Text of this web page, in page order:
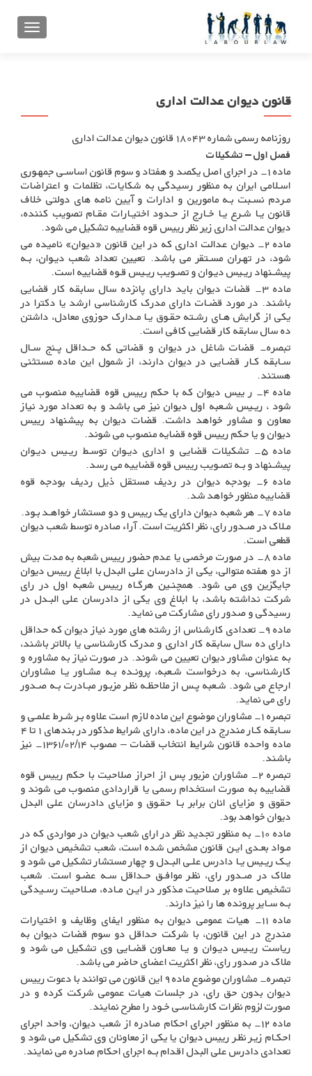
تعویض
قانون دیوان عدالت اداری
روزنامه رسمی شماره ۱۸۰۴۳ قانون دیوان عدالت اداری
فصل اول – تشکیلات
ماده ۱- در اجرای اصل یکصد و هفتاد و سوم قانون اساسـی جمهـوری
اسـلامی ایران به منظور رسیدگی به شکایات، تظلمات و اعتراضات
مـردم نسـبت بـه مامورین و ادارات و آیین نامه های دولتی خلاف
قانون یـا شـرع یـا خـارج از حـدود اختیـارات مقـام تصویب کننده،
دیوان عدالت اداری زیر نظر رییس قوه قضاییه تشکیل می شود.
ماده ۲- دیوان عدالت اداری که در این قانون «دیوان» نامیده می
شود، در تهـران مسـتقر می باشد. تعیین تعداد شعب دیـوان، بـه
پیشـنهاد ریـیس دیـوان و تصـویب ریـیس قـوه قضاییه است.
ماده ۳- قضات دیوان باید دارای پانزده سال سابقه کار قضایی
باشند. در مورد قضـات دارای مدرک کارشناسی ارشد یا دکترا در
یکی از گرایش هـای رشـته حقـوق یـا مـدارک حوزوی معادل، داشتن
ده سال سابقه کار قضایی کافی است.
تبصره- قضات شاغل در دیوان و قضاتی که حـداقل پـنج سـال
سـابقه کـار قضـایی در دیوان دارند، از شمول این ماده مستثنی
هستند.
ماده ۴- ر ییس دیوان که با حکم رییس قوه قضاییه منصوب می
شود ، ریـیس شـعبه اول دیوان نیز می باشد و به تعداد مورد نیاز
معاون و مشاور خواهد داشت. قضات دیوان به پیشنهاد رییس
دیوان و یا حکم رییس قوه قضایه منصوب می شوند.
ماده ۵- تشکیلات قضایی و اداری دیـوان توسـط ریـیس دیـوان
پیشـنهاد و بـه تصـویب رییس قوه قضاییه می رسد.
ماده ۶- بودجه دیوان در ردیف مستقل ذیل ردیف بودجه قوه
قضاییه منظور خواهد شد.
ماده ۷- هر شعبه دیوان دارای یک رییس و دو مستشار خواهـد بـود.
مـلاک در صـدور رای، نظر اکثریت است. آراء صادره توسط شعب دیوان
قطعی است.
ماده ۸- در صورت مرخصی یا عدم حضور رییس شعبه به مدت بیش
از دو هفته متوالی، یکی از دادرسان علی البدل با ابلاغ رییس دیوان
جایگزین وی می شود. همچنـین هرگـاه رییس شعبه اول در رای
شرکت نداشته باشد، با ابلاغ وی یکی از دادرسان علی البـدل در
رسیدگی و صدور رای مشارکت می نماید.
ماده ۹- تعدادی کارشناس از رشته های مورد نیاز دیوان که حداقل
دارای ده سال سابقه کار اداری و مدرک کارشناسی یا بالاتر باشند،
به عنوان مشاور دیوان تعیین می شوند. در صورت نیاز به مشاوره و
کارشناسی، به درخواست شـعبه، پرونـده بـه مشـاور یـا مشاوران
ارجاع می شود. شـعبه پـس از ملاحظـه نظـر مزبـور مبـادرت بـه صـدور
رای می نماید.
تبصره ۱- مشاوران موضوع این ماده لازم است علاوه بـر شـرط علمـی و
سـابقه کـار مندرج در این ماده، دارای شرایط مذکور در بندهای ۱ تا ۴
ماده واحده قانون شرایط انتخاب قضات – مصوب ۱۳۶۱/۰۲/۱۴- نیز
باشند.
تبصره ۲- مشاوران مزبور پس از احراز صلاحیت با حکم رییس قوه
قضاییه به صورت استخدام رسمی یا قراردادی منصوب می شوند و
حقوق و مزایای انان برابر بـا حقـوق و مزایای دادرسان علی البدل
دیوان خواهد بود.
ماده ۱۰- به منظور تجدید نظر در ارای شعب دیوان در مواردی که در
مـواد بعـدی ایـن قانون مشخص شده است، شعب تشخیص دیوان از
یـک ریـیس یـا دادرس علـی البـدل و چهار مستشار تشکیل می شود و
ملاک در صـدور رای، نظـر موافـق حـداقل سـه عضـو است. شعب
تشخیص علاوه بر صلاحیت مذکور در ایـن مـاده، صـلاحیت رسـیدگی
بـه سـایر پرونده ها را نیز دارند.
ماده ۱۱- هیات عمومی دیوان به منظور ایفای وظایف و اختیارات
مندرج در این قانون، با شرکت حداقل دو سوم قضات دیوان به
ریاست ریـیس دیـوان و یـا معـاون قضـایی وی تشکیل می شود و
ملاک در صدور رای، نظر اکثریت اعضای حاضر می باشد.
تبصره- مشاوران موضوع ماده ۹ این قانون می توانند با دعوت رییس
دیوان بدون حق رای، در جلسات هیات عمومی شرکت کرده و در
صورت لزوم نظرات کارشناسـی خـود را مطرح نمایند.
ماده ۱۲- به منظور اجرای احکام صادره از شعب دیوان، واحد اجرای
احکـام زیـر نظـر رییس دیوان یا یکی از معاونان وی تشکیل می شود و
تعدادی دادرس علی البدل اقدام بـه اجرای احکام صادره می نمایند.